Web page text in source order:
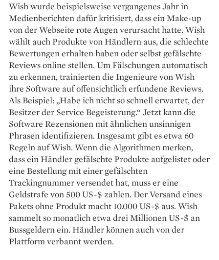
Wish wurde beispielsweise vergangenes Jahr in
Medienberichten dafür kritisiert, dass ein Make-up
von der Webseite rote Augen verursacht hatte. Wish
wählt auch Produkte von Händlern aus, die schlechte
Bewertungen erhalten haben oder selbst gefälschte
Reviews online stellen. Um Fälschungen automatisch
zu erkennen, trainierten die Ingenieure von Wish
ihre Software auf offensichtlich erfundene Reviews.
Als Beispiel: „Habe ich nicht so schnell erwartet, der
Besitzer der Service Begeisterung.“ Jetzt kann die
Software Rezensionen mit ähnlichen unsinnigen
Phrasen identifizieren. Insgesamt gibt es etwa 60
Regeln auf Wish. Wenn die Algorithmen merken,
dass ein Händler gefälschte Produkte aufgelistet oder
eine Bestellung mit einer gefälschten
Trackingnummer versendet hat, muss er eine
Geldstrafe von 500 US-$ zahlen. Der Versand eines
Pakets ohne Produkt macht 10.000 US-$ aus. Wish
sammelt so monatlich etwa drei Millionen US-$ an
Bussgeldern ein. Händler können auch von der
Plattform verbannt werden.